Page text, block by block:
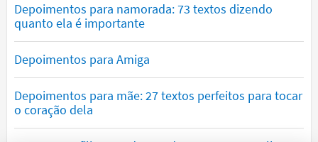
Depoimentos para namorada: 73 textos dizendo
quanto ela é importante
Depoimentos para Amiga
Depoimentos para mãe: 27 textos perfeitos para tocar
o coração dela